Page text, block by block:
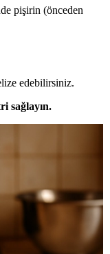
pişirin (önceden
edebilirsiniz.
sağlayın.